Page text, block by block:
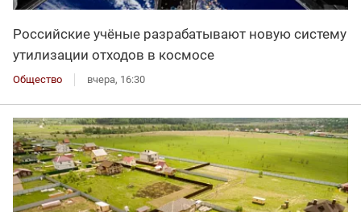
Российские учёные разрабатывают новую систему
утилизации отходов в космосе
Общество вчера, 16:30